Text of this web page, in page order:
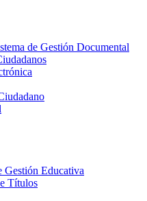
de Gestión Documental
Gestión Educativa
Títulos